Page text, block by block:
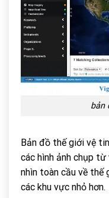
bản
Bản đồ thế giới vệ
các hình ảnh chụp
nhìn toàn cầu về thế
các khu vực nhỏ hơn.